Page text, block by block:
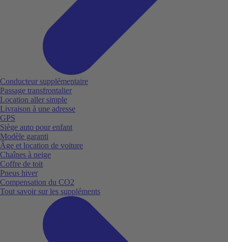
Conducteur supplémentaire
Passage transfrontalier
Location aller simple
Livraison à une adresse
GPS
Siège auto pour enfant
Modèle garanti
Âge et location de voiture
Chaînes à neige
Coffre de toit
Pneus hiver
Compensation du CO2
Tout savoir sur les suppléments